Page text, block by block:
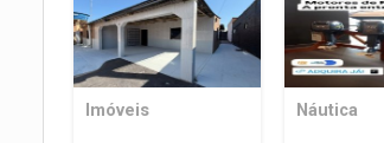
Imóveis Náutica